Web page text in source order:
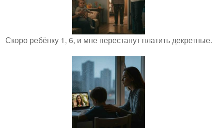
Скоро ребёнку 1, 6, и мне перестанут платить декретные.